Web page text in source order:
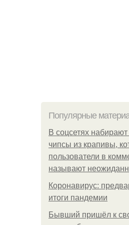
Популярные
В соцсетях
чипсы из крапивы,
пользователи в
называют
Коронавирус:
итоги пандемии
Бывший пришёл к